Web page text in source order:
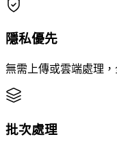
隱私優先
無需上傳或雲端處理，
批次處理